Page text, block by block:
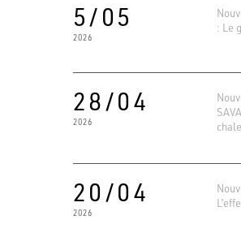
5/05
2026
: Le
28/04
2026
20/04
2026